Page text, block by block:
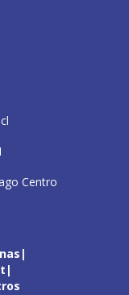
Centro